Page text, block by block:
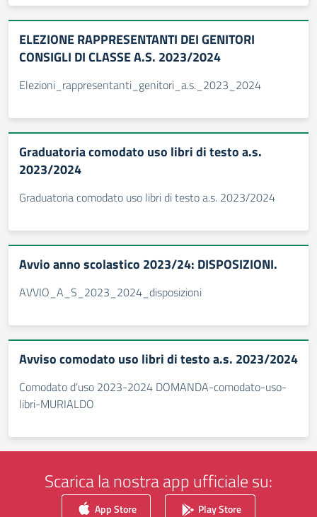
ELEZIONE RAPPRESENTANTI DEI GENITORI
CONSIGLI DI CLASSE A.S. 2023/2024
Elezioni_rappresentanti_genitori_a.s._2023_2024
Graduatoria comodato uso libri di testo a.s.
2023/2024
Graduatoria comodato uso libri di testo a.s. 2023/2024
Avvio anno scolastico 2023/24: DISPOSIZIONI.
AVVIO_A_S_2023_2024_disposizioni
Avviso comodato uso libri di testo a.s. 2023/2024
Comodato d’uso 2023-2024 DOMANDA-comodato-uso-
libri-MURIALDO
Scarica la nostra app ufficiale su:
App Store Play Store